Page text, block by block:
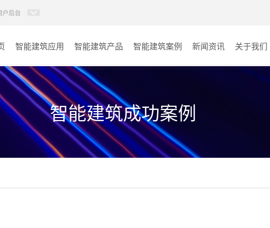
户后台
智能建筑应用 智能建筑产品
智能建筑系列
智能建筑案例
政府单位
学校
其它
新闻资讯 关于我们
智能建筑成功案例